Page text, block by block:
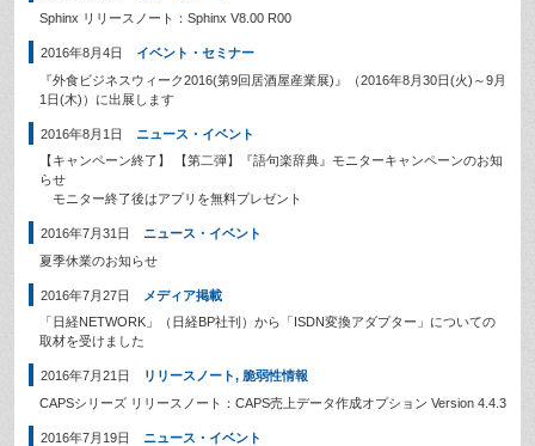
Sphinx リリースノート：Sphinx V8.00 R00
2016年8月4日
イベント・セミナー
『外食ビジネスウィーク2016(第9回居酒屋産業展)』（2016年8月30日(火)～9月
1日(木)）に出展します
2016年8月1日
ニュース・イベント
【キャンペーン終了】 【第二弾】『語句楽辞典』モニターキャンペーンのお知
らせ
モニター終了後はアプリを無料プレゼント
2016年7月31日
ニュース・イベント
夏季休業のお知らせ
2016年7月27日
メディア掲載
「日経NETWORK」（日経BP社刊）から「ISDN変換アダプター」についての
取材を受けました
2016年7月21日 リリースノート, 脆弱性情報
CAPSシリーズ リリースノート：CAPS売上データ作成オプション Version 4.4.3
2016年7月19日
ニュース・イベント